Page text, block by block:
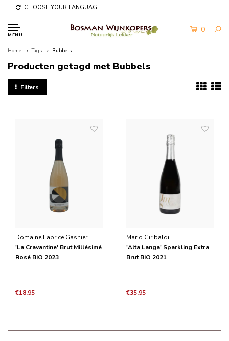
CHOOSE YOUR LANGUAGE
MENU
0
Home Tags Bubbels
Producten getagd met Bubbels
Filters
Domaine Fabrice Gasnier
'La Cravantine' Brut Millésimé
Rosé BIO 2023
€18,95
Mario Giribaldi
'Alta Langa' Sparkling Extra
Brut BIO 2021
€35,95